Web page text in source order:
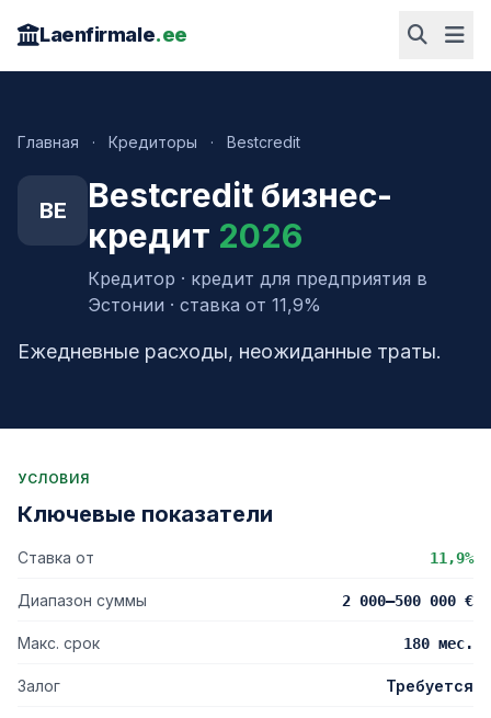
Laenfirmale.ee
Главная · Кредиторы · Bestcredit
BE
Bestcredit бизнес-
кредит 2026
Кредитор · кредит для предприятия в
Эстонии · ставка от 11,9%
Ежедневные расходы, неожиданные траты.
УСЛОВИЯ
Ключевые показатели
Ставка от 11,9%
Диапазон суммы 2 000–500 000 €
Макс. срок 180 мес.
Залог Требуется